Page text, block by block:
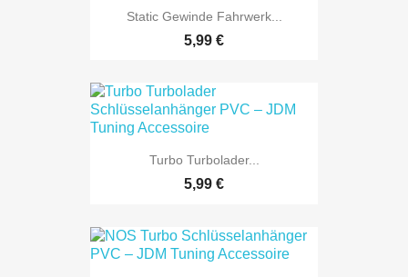
Static Gewinde Fahrwerk...
5,99 €
Turbo Turbolader...
5,99 €